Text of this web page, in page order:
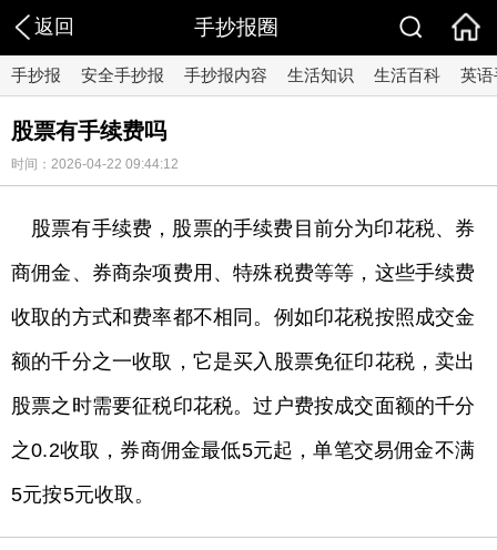
返回 手抄报圈
手抄报 安全手抄报 手抄报内容 生活知识 生活百科 英
股票有手续费吗
时间：2026-04-22 09:44:12
股票有手续费，股票的手续费目前分为印花税、券
商佣金、券商杂项费用、特殊税费等等，这些手续费
收取的方式和费率都不相同。例如印花税按照成交金
额的千分之一收取，它是买入股票免征印花税，卖出
股票之时需要征税印花税。过户费按成交面额的千分
之0.2收取，券商佣金最低5元起，单笔交易佣金不满
5元按5元收取。